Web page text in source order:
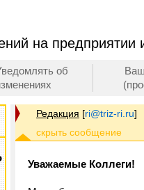
на предприятии
об
Редакция [ri@triz-ri.ru]
Уважаемые Коллеги!